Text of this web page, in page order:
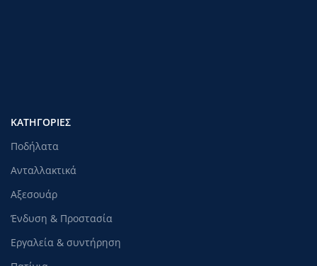
ΚΑΤΗΓΟΡΊΕΣ
Ποδήλατα
Ανταλλακτικά
Αξεσουάρ
Ένδυση & Προστασία
Εργαλεία & συντήρηση